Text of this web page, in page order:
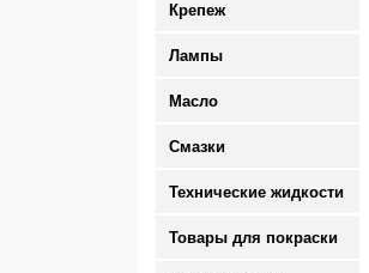
Крепеж
Лампы
Масло
Смазки
Технические жидкости
Товары для покраски